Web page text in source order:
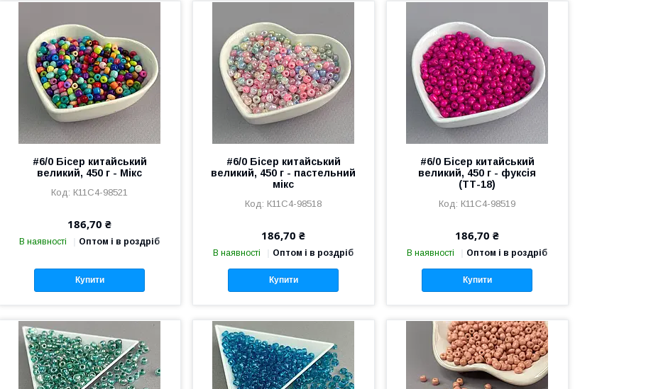
#6/0 Бісер китайський
великий, 450 г - Мікс
К11С4-98521
186,70 ₴
В наявності Оптом і в роздріб
Купити
#6/0 Бісер китайський
великий, 450 г - пастельний
мікс
К11С4-98518
186,70 ₴
В наявності Оптом і в роздріб
Купити
#6/0 Бісер китайський
великий, 450 г - фуксія
(ТТ-18)
К11С4-98519
186,70 ₴
В наявності Оптом і в роздріб
Купити